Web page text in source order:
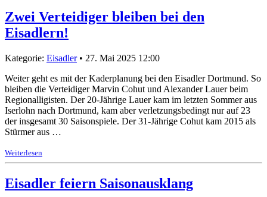
Zwei Verteidiger bleiben bei den
Eisadlern!
Kategorie: Eisadler• 27. Mai 2025 12:00
Weiter geht es mit der Kaderplanung bei den Eisadler Dortmund. So
bleiben die Verteidiger Marvin Cohut und Alexander Lauer beim
Regionalligisten. Der 20-Jährige Lauer kam im letzten Sommer aus
Iserlohn nach Dortmund, kam aber verletzungsbedingt nur auf 23
der insgesamt 30 Saisonspiele. Der 31-Jährige Cohut kam 2015 als
Stürmer aus …
Weiterlesen
Eisadler feiern Saisonausklang